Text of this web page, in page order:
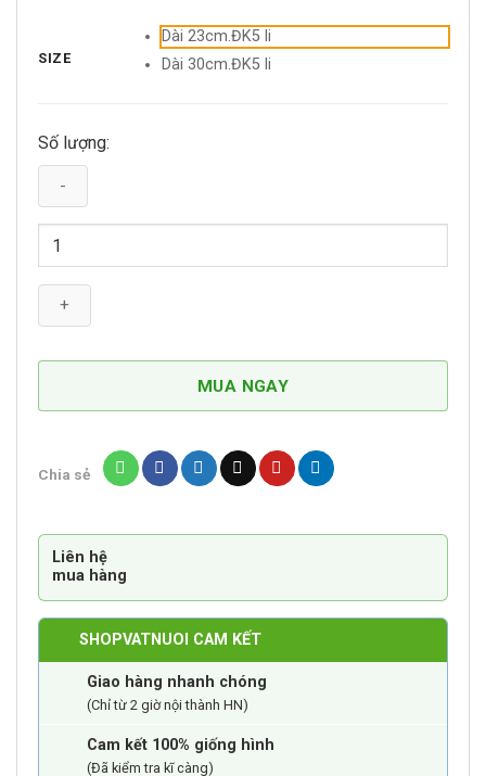
SIZE
Dài 23cm.ĐK5 li
Dài 30cm.ĐK5 li
Số lượng:
Móc
Cao
Cấp
A
Treo
số
MUA NGAY
Chia sẻ
Liên hệ
mua hàng
SHOPVATNUOI CAM KẾT
Giao hàng nhanh chóng
(Chỉ từ 2 giờ nội thành HN)
Cam kết 100% giống hình
(Đã kiểm tra kĩ càng)